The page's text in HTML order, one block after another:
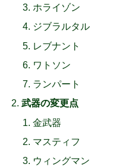
ホライゾン
ジブラルタル
レブナント
ワトソン
ランパート
武器の変更点
金武器
マスティフ
ウィングマン